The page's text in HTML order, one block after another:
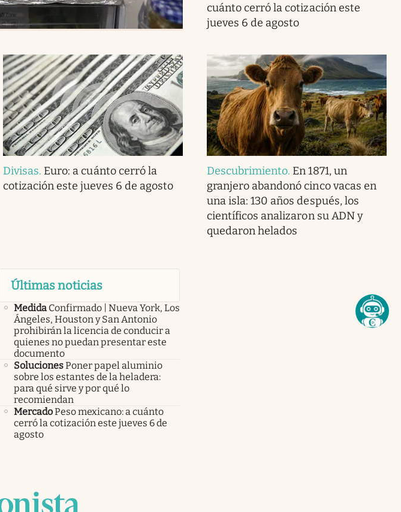
cuánto cerró la cotización este
jueves 6 de agosto
Divisas. Euro: a cuánto cerró la
cotización este jueves 6 de agosto
Descubrimiento. En 1871, un
granjero abandonó cinco vacas en
una isla: 130 años después, los
científicos analizaron su ADN y
quedaron helados
Últimas noticias
Medida Confirmado | Nueva York, Los
Ángeles, Houston y San Antonio
prohibirán la licencia de conducir a
quienes no puedan presentar este
documento
SolucionesPoner papel aluminio
sobre los estantes de la heladera:
para qué sirve y por qué lo
recomiendan
MercadoPeso mexicano: a cuánto
cerró la cotización este jueves 6 de
agosto